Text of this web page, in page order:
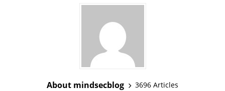
About mindsecblog
3696 Articles